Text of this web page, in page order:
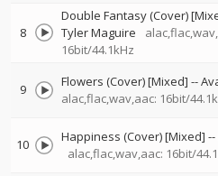
8
Double Fantasy (Cover)
Tyler Maguire
16bit/44.1kHz
9 Flowers (Cover) [Mixed] --
alac,flac,wav,aac: 16bit/
10 Happiness (Cover) [Mixed] --
alac,flac,wav,aac: 16bit/